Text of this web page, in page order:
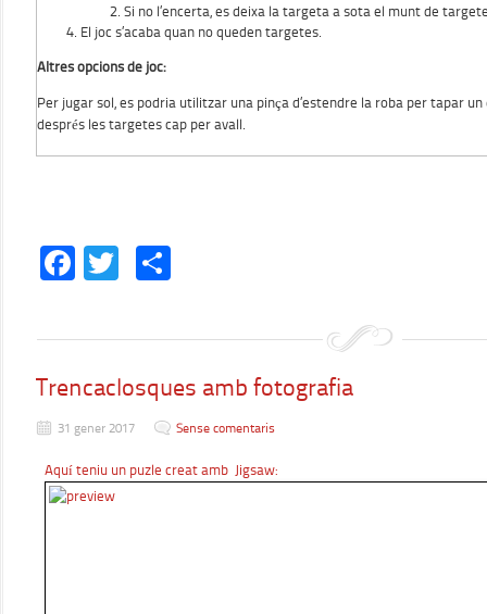
Si no l’encerta, es deixa la targeta a sota el munt de
El joc s’acaba quan no queden targetes.
Altres opcions de joc:
Per jugar sol, es podria utilitzar una pinça d’estendre la roba per tapar
després les targetes cap per avall.
Facebook
Twitter
Trencaclosques amb fotografia
31 gener 2017 Sense comentaris
Aquí teniu un puzle creat amb Jigsaw: